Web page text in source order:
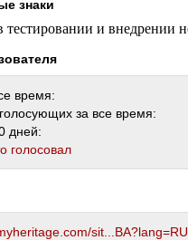
знаки
время:
за все время:
дней:
голосовал
sit...BA?lang=RU